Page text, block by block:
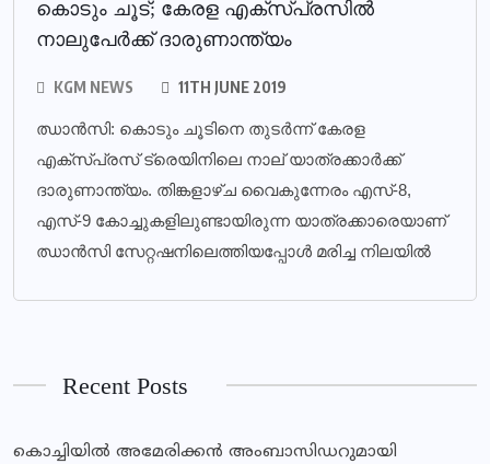
കൊടും ചൂട്; കേരള എക്‌സ്പ്രസില്‍
നാലുപേര്‍ക്ക് ദാരുണാന്ത്യം
KGM NEWS 11TH JUNE 2019
ഝാന്‍സി: കൊടും ചൂടിനെ തുടര്‍ന്ന് കേരള
എക്സ്പ്രസ് ട്രെയിനിലെ നാല് യാത്രക്കാര്‍ക്ക്
ദാരുണാന്ത്യം. തിങ്കളാഴ്ച വൈകുന്നേരം എസ്-8,
എസ്-9 കോച്ചുകളിലുണ്ടായിരുന്ന യാത്രക്കാരെയാണ്
ഝാന്‍സി സേറ്റഷനിലെത്തിയപ്പോള്‍ മരിച്ച നിലയില്‍
Recent Posts
കൊച്ചിയിൽ അമേരിക്കൻ അംബാസിഡറുമായി